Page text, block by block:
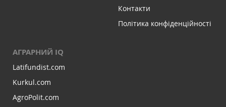
Контакти
Політика конфіденційності
АГРАРНИЙ IQ
Latifundist.com
Kurkul.com
AgroPolit.com